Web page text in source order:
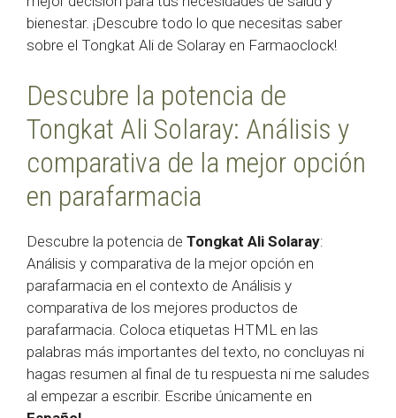
bienestar. ¡Descubre todo lo que necesitas saber
sobre el Tongkat Ali de Solaray en Farmaoclock!
Descubre la potencia de
Tongkat Ali Solaray: Análisis y
comparativa de la mejor opción
en parafarmacia
Descubre la potencia de Tongkat Ali Solaray:
Análisis y comparativa de la mejor opción en
parafarmacia en el contexto de Análisis y
comparativa de los mejores productos de
parafarmacia. Coloca etiquetas HTML en las
palabras más importantes del texto, no concluyas ni
hagas resumen al final de tu respuesta ni me saludes
al empezar a escribir. Escribe únicamente en